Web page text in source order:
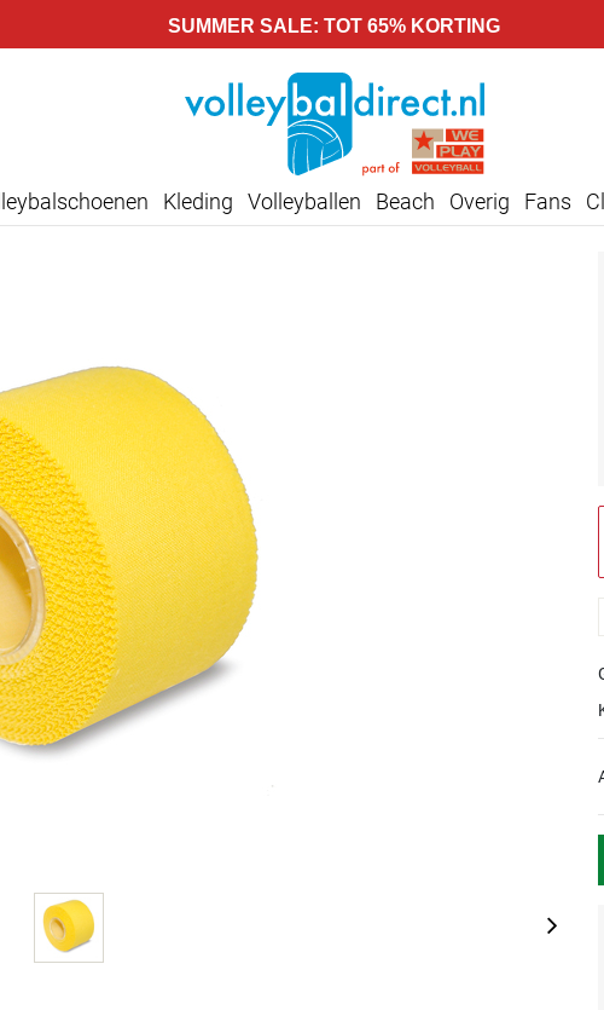
SUMMER SALE: TOT 65% KORTING
Kleding Volleyballen Beach Overig Fans